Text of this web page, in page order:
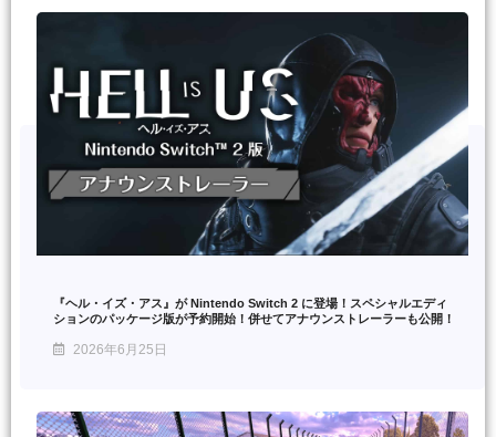
『ヘル・イズ・アス』が Nintendo Switch 2 に登場！スペシャルエディ
ションのパッケージ版が予約開始！併せてアナウンストレーラーも公開！
2026年6月25日